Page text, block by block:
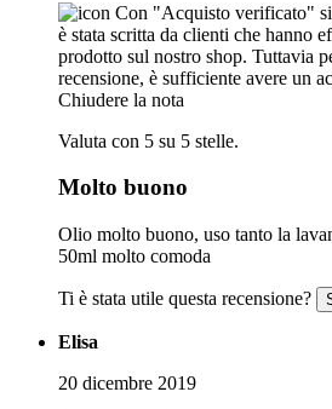
Con "Acquisto verificato"
è stata scritta da clienti che hanno
prodotto sul nostro shop. Tuttavia
recensione, è sufficiente avere un
Chiudere la nota
Valuta con 5 su 5 stelle.
Molto buono
Olio molto buono, uso tanto la
50ml molto comoda
Ti è stata utile questa recensione?
Elisa
20 dicembre 2019